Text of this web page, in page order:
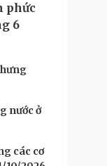
phức
6
nước ở
các cơ